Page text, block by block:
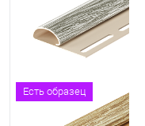
Есть образец